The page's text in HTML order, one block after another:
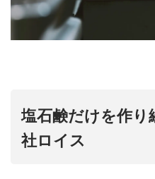
塩石鹸だけを作り
社ロイス